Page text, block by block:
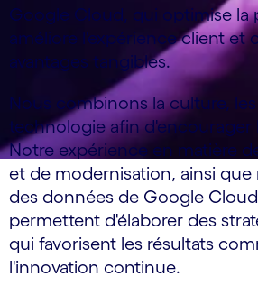
Google Cloud, qui optimise la
améliore l'expérience client et
avantages tangibles.
Nous combinons la culture,
technologie afin d'encourager
Notre expérience en matière
et de modernisation, ainsi que
des données de Google
permettent d'élaborer des
qui favorisent les résultats
l'innovation continue.